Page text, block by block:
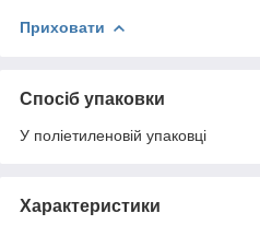
Приховати
Спосіб упаковки
У поліетиленовій упаковці
Характеристики